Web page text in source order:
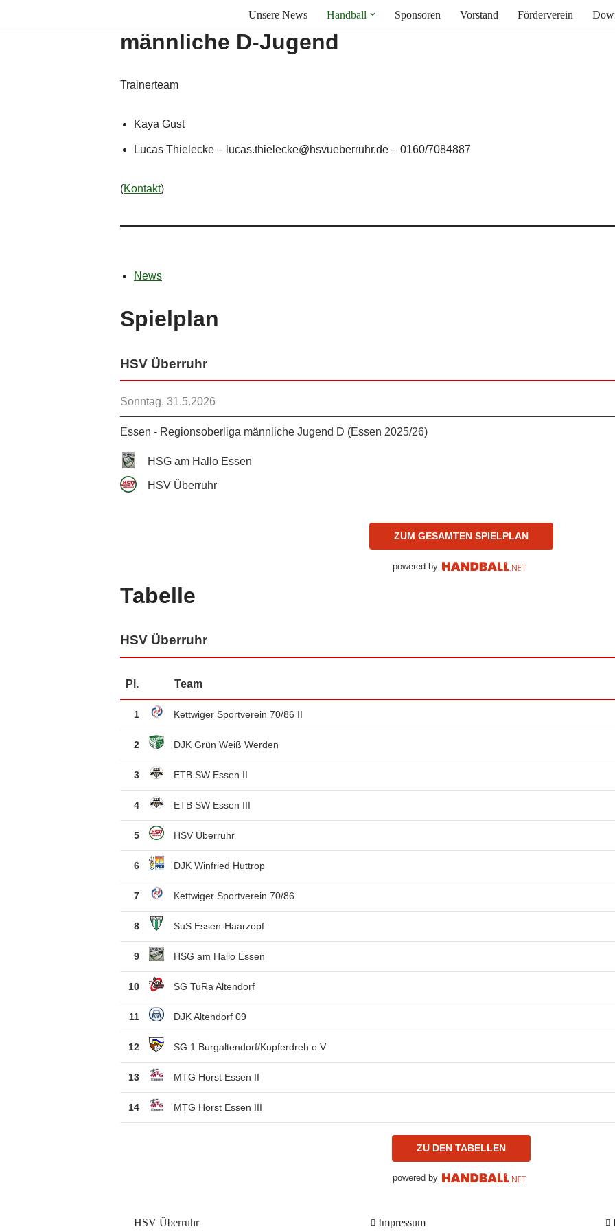
Unsere News Handball Sponsoren Vorstand Förderverein
männliche D-Jugend
Trainerteam
Kaya Gust
Lucas Thielecke – lucas.thielecke@hsvueberruhr.de – 0160/7084887
(Kontakt)
News
Spielplan
HSV Überruhr
Sonntag, 31.5.2026
Essen - Regionsoberliga männliche Jugend D (Essen 2025/26)
HSG am Hallo Essen
HSV Überruhr
ZUM GESAMTEN SPIELPLAN
powered by
Tabelle
HSV Überruhr
Pl. Team
1 Kettwiger Sportverein 70/86 II
2 DJK Grün Weiß Werden
3 ETB SW Essen II
4 ETB SW Essen III
5 HSV Überruhr
6 DJK Winfried Huttrop
7 Kettwiger Sportverein 70/86
8 SuS Essen-Haarzopf
9 HSG am Hallo Essen
10 SG TuRa Altendorf
11 DJK Altendorf 09
12 SG 1 Burgaltendorf/Kupferdreh e.V
13 MTG Horst Essen II
14 MTG Horst Essen III
ZU DEN TABELLEN
powered by
HSV Überruhr Impressum